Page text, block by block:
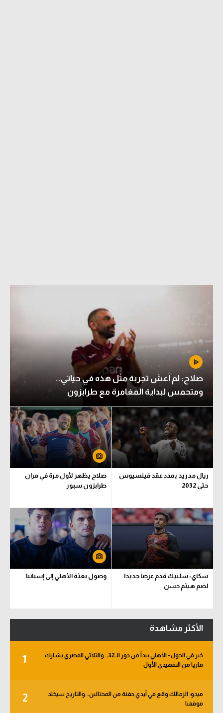
صلاح: لم أعش تجربة مثل هذه في حياتي..
ومتحمس لبداية المغامرة مع طرابزون
ريال مدريد يمدد عقد فينسيوس
حتى 2032
صلاح يظهر لأول مرة في مران
طرابزون سبور
سكاي: سلتيك قدم عرضا جديدا
لضم هيثم حسن
وصول بعثة الأهلي إلى إسبانيا
الأكثر مشاهدة
1
خبر في الجول - الأهلي يبدأ من دور الـ 32.. والثلاثي المصري يشارك
قاريا من التمهيدي الأول
2
ميدو: الزمالك وقع في أيدي حفنة من المحتالين.. والتاريخ سيخلد
موقفنا